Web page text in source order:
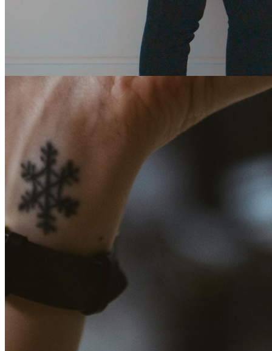
Dansk ejendomsmægler med speciale i køb og salg på Costa del
Sol, Spanien.
Kontakt
Ctra. de Mijas Km 4,5
Centro Nórdico, Local 5
29651 Mijas Costa, Málaga,
info@formulaproperties.com
Boliger & Services